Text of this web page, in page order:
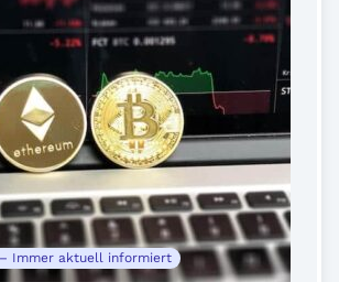
Immer aktuell informiert